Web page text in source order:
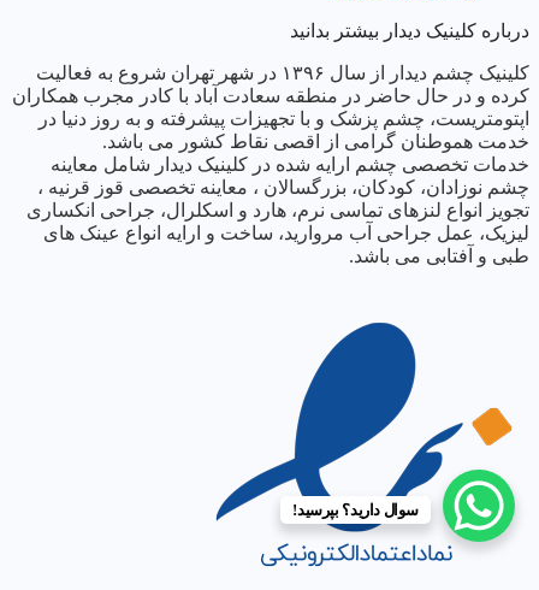
درباره کلینیک دیدار بیشتر بدانید
کلینیک چشم دیدار از سال ١٣٩۶ در شهر تهران شروع به فعالیت
کرده و در حال حاضر در منطقه سعادت آباد با کادر مجرب همکاران
اپتومتریست، چشم پزشک و با تجهیزات پیشرفته و به روز دنیا در
خدمت هموطنان گرامی از اقصی نقاط کشور می باشد.
خدمات تخصصی چشم ارایه شده در کلینیک دیدار شامل معاینه
چشم نوزادان، کودکان، بزرگسالان ، معاینه تخصصی قوز قرنیه ،
تجویز انواع لنزهای تماسی نرم، هارد و اسکلرال، جراحی انکساری
لیزیک، عمل جراحی آب مروارید، ساخت و ارایه انواع عینک های
طبی و آفتابی می باشد.
سوال دارید؟ بپرسید!